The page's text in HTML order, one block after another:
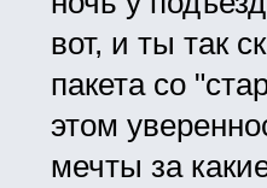
вот, и ты так
пакета со
этом
мечты за